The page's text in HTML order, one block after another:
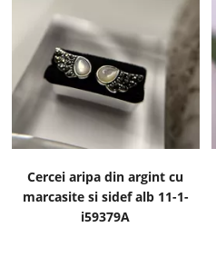
Cercei aripa din argint cu
marcasite si sidef alb 11-1-
i59379A